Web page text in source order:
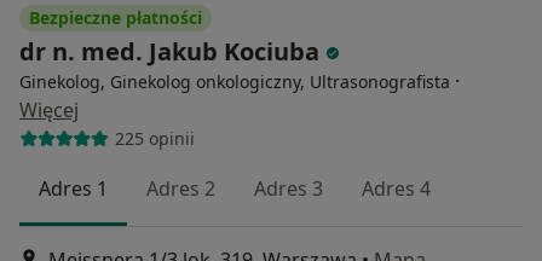
Bezpieczne płatności
dr n. med. Jakub Kociuba
Ginekolog, Ginekolog onkologiczny, Ultrasonografista ·
Więcej
225 opinii
Adres 1 Adres 2 Adres 3 Adres 4